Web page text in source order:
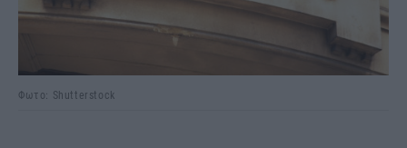
Φωτο: Shutterstock